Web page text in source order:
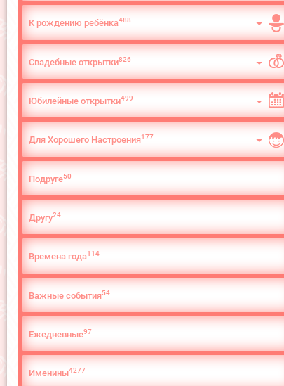
К рождению ребёнка488
Свадебные открытки826
Юбилейные открытки499
Для Хорошего Настроения177
Подруге50
Другу24
Времена года114
Важные события54
Ежедневные97
Именины4277